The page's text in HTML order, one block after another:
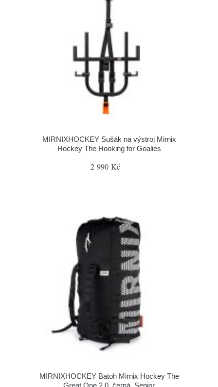
MIRNIXHOCKEY Sušák na výstroj Mirnix
Hockey The Hooking for Goalies
2 990 Kč
MIRNIXHOCKEY Batoh Mirnix Hockey The
Great One 2.0, černá, Senior